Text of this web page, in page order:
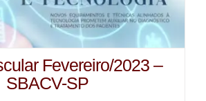
Fevereiro/2023 –
SBACV-SP